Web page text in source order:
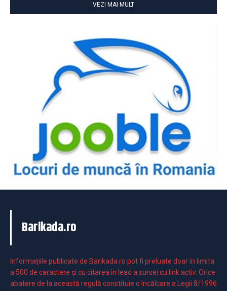
VEZI MAI MULT
Barikada.ro
Informaţiile publicate de Barikada.ro pot fi preluate doar în limita
a 500 de caractere şi cu citarea în lead a sursei cu link activ. Orice
abatere de la această regulă constituie o încălcare a Legii 8/1996